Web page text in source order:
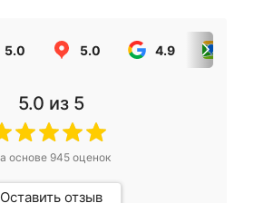
5.0 5.0 4.9
5.0 из 5
основе 945оценок
Оставить отзыв